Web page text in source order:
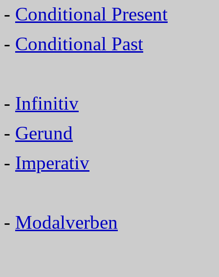
- Conditional Present
- Conditional Past
- Infinitiv
- Gerund
- Imperativ
- Modalverben